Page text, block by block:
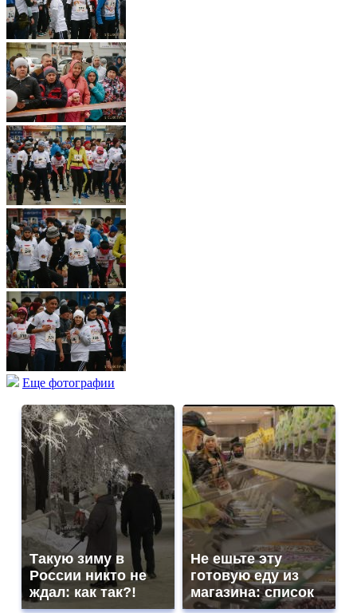
Еще фотографии
Такую зиму в
России никто не
ждал: как так?!
Не ешьте эту
готовую еду из
магазина: список